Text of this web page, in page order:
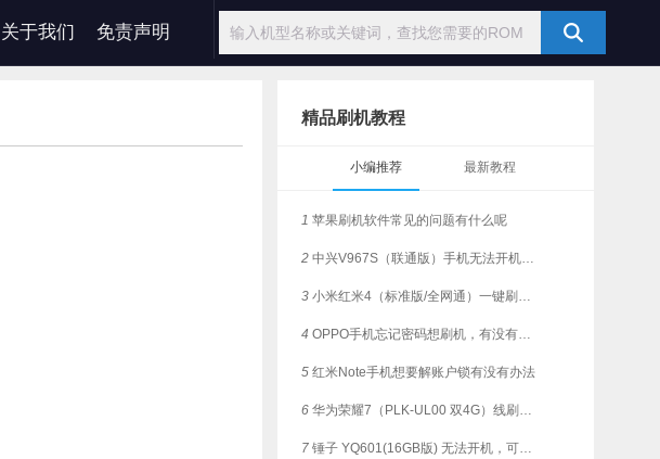
关于我们 免责声明
精品刷机教程
小编推荐 最新教程
1 苹果刷机软件常见的问题有什么呢
2中兴V967S（联通版）手机无法开机，是否支持一键刷机？
3小米红米4（标准版/全网通）一键刷机教程
4 OPPO手机忘记密码想刷机，有没有简单教程？
5红米Note手机想要解账户锁有没有办法
6华为荣耀7（PLK-UL00 双4G）线刷解锁，支持一键刷机
7锤子 YQ601(16GB版) 无法开机，可有解决的刷机方法？